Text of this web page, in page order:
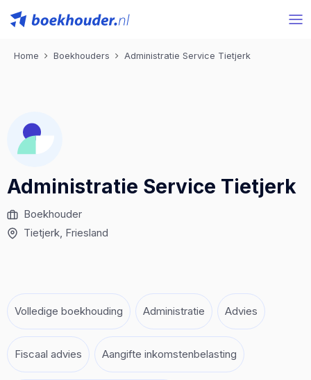
Home Boekhouders Administratie Service Tietjerk
Administratie Service Tietjerk
Boekhouder
Tietjerk, Friesland
Volledige boekhouding Administratie Advies
Fiscaal advies Aangifte inkomstenbelasting